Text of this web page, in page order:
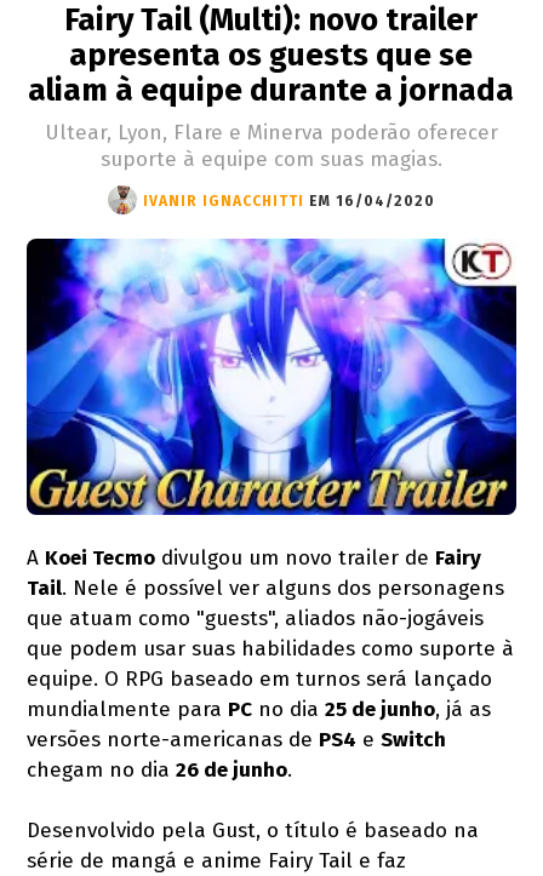
Fairy Tail (Multi): novo trailer
apresenta os guests que se
aliam à equipe durante a jornada
Ultear, Lyon, Flare e Minerva poderão oferecer
suporte à equipe com suas magias.
IVANIR IGNACCHITTI EM 16/04/2020
A Koei Tecmo divulgou um novo trailer de Fairy
Tail. Nele é possível ver alguns dos personagens
que atuam como "guests", aliados não-jogáveis
que podem usar suas habilidades como suporte à
equipe. O RPG baseado em turnos será lançado
mundialmente para PC no dia25 de junho, já as
versões norte-americanas de PS4 eSwitch
chegam no dia26 de junho.
Desenvolvido pela Gust, o título é baseado na
série de mangá e anime Fairy Tail e faz